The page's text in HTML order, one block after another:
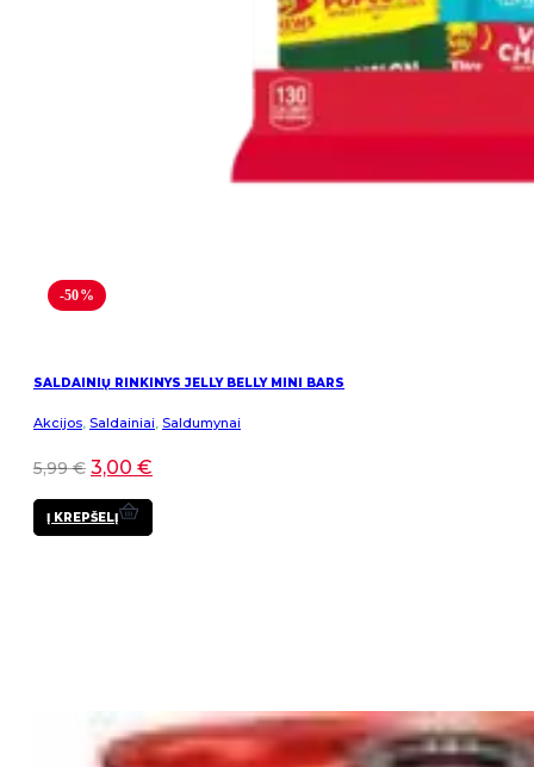
-50%
SALDAINIŲ RINKINYS JELLY BELLY MINI BARS
Akcijos, Saldainiai, Saldumynai
5,99€ 3,00 €
Į KREPŠELĮ